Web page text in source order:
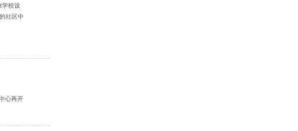
学校设
社区中
心再开